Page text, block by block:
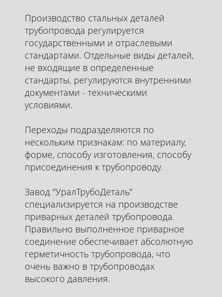
Производство стальных деталей
трубопровода регулируется
государственными и отраслевыми
стандартами. Отдельные виды деталей,
не входящие в определенные
стандарты, регулируются внутренними
документами - техническими
условиями.
Переходы подразделяются по
нескольким признакам: по материалу,
форме, способу изготовления, способу
присоединения к трубопроводу.
Завод "УралТрубоДеталь"
специализируется на производстве
приварных деталей трубопровода.
Правильно выполненное приварное
соединение обеспечивает абсолютную
герметичность трубопровода, что
очень важно в трубопроводах
высокого давления.